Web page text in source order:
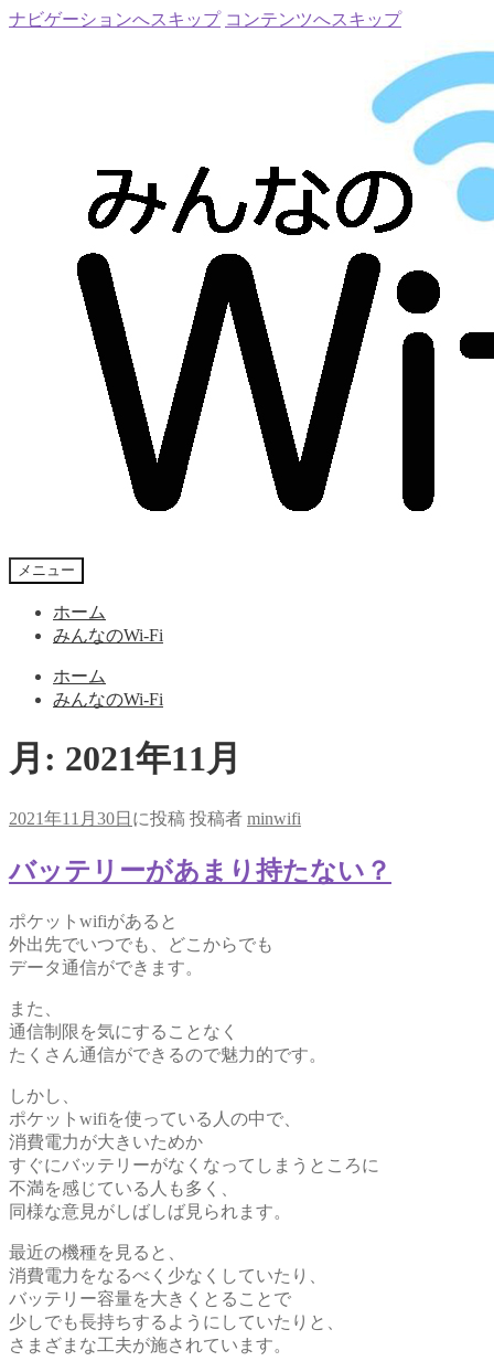
ナビゲーションへスキップ コンテンツへスキップ
メニュー
ホーム
みんなのWi-Fi
ホーム
みんなのWi-Fi
月: 2021年11月
2021年11月30日 に投稿 投稿者 minwifi
バッテリーがあまり持たない？
ポケットwifiがあると
外出先でいつでも、どこからでも
データ通信ができます。
また、
通信制限を気にすることなく
たくさん通信ができるので魅力的です。
しかし、
ポケットwifiを使っている人の中で、
消費電力が大きいためか
すぐにバッテリーがなくなってしまうところに
不満を感じている人も多く、
同様な意見がしばしば見られます。
最近の機種を見ると、
消費電力をなるべく少なくしていたり、
バッテリー容量を大きくとることで
少しでも長持ちするようにしていたりと、
さまざまな工夫が施されています。